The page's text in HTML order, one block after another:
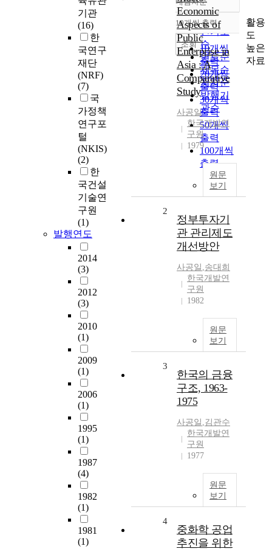
기관
(16)
한
국연구
재단
(NRF)
(7)
국
가정책
연구포
털
(NKIS)
(2)
한
국건설
기술연
구원
(1)
발행연도
2014
(3)
2012
(3)
2010
(1)
2009
(1)
2006
(1)
1995
(1)
1987
(4)
1982
(1)
1981
(1)
정확도
순
인기도
순
연도순
제목순
저자순
발행기
관순
내림차순
10개씩 출력
10개씩
출력
20개씩
출력
30개씩
출력
50개씩
출력
100개씩
출력
조회
Economic
Aspects of
Public
Enterprise in
Asia : A
Comparative
Study
사공일
한국개발연
구원
1979
원문
보기
2
정부투자기
관 관리제도
개선방안
사공일 ,송대희
한국개발연
구원
1982
원문
보기
3
한국의 금융
구조, 1963-
1975
사공일 ,김관수
한국개발연
구원
1977
원문
보기
4
중화학 공업
추진을 위한
활용
도
높은
자료